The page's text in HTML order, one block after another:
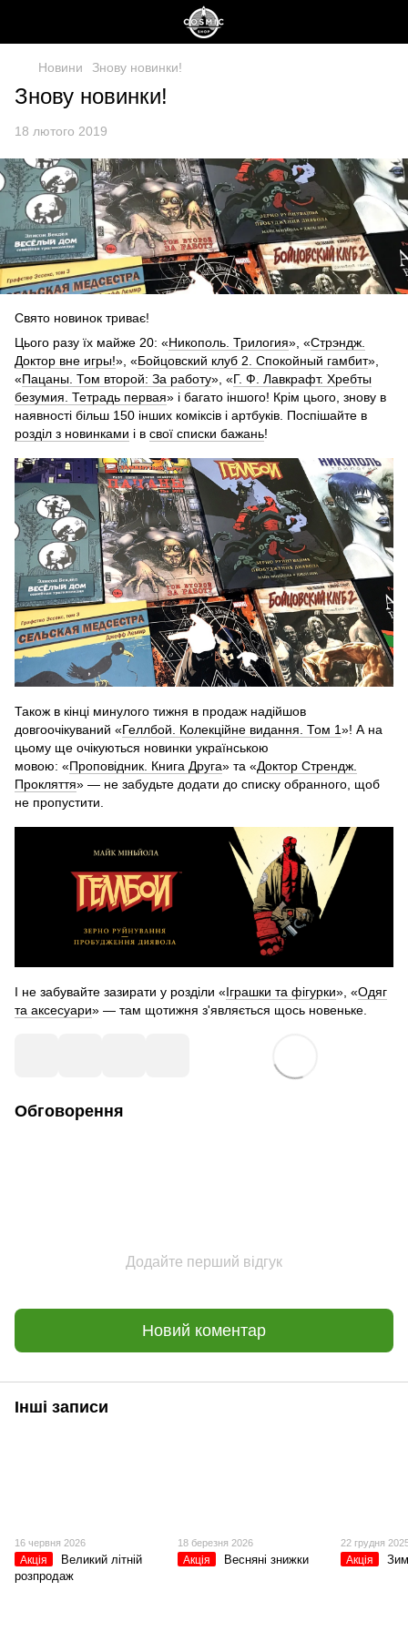
Новини Знову новинки!
Знову новинки!
18 лютого 2019
Свято новинок триває!
Цього разу їх майже 20: «Никополь. Трилогия», «Стрэндж.
Доктор вне игры!», «Бойцовский клуб 2. Спокойный гамбит»,
«Пацаны. Том второй: За работу», «Г. Ф. Лавкрафт. Хребты
безумия. Тетрадь первая» і багато іншого! Крім цього, знову в
наявності більш 150 інших коміксів і артбуків. Поспішайте в
розділ з новинками і в свої списки бажань!
Також в кінці минулого тижня в продаж надійшов
довгоочікуваний «Геллбой. Колекційне видання. Том 1»! А на
цьому ще очікуються новинки українською
мовою: «Проповідник. Книга Друга» та «Доктор Стрендж.
Прокляття» — не забудьте додати до списку обранного, щоб
не пропустити.
І не забувайте зазирати у розділи «Іграшки та фігурки», «Одяг
та аксесуари» — там щотижня з'являється щось новеньке.
Обговорення
Додайте перший відгук
Новий коментар
Інші записи
16 червня 2026
Акція
Великий літній
розпродаж
18 березня 2026
Акція Весняні знижки
22 грудня
Акція